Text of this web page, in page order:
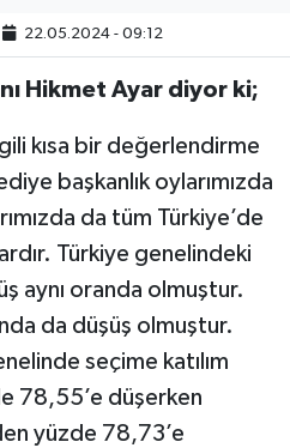
22.05.2024 - 09:12
Hikmet Ayar diyor ki;
kısa bir değerlendirme
başkanlık oylarımızda
da tüm Türkiye’de
Türkiye genelindeki
aynı oranda olmuştur.
da düşüş olmuştur.
seçime katılım
78,55’e düşerken
yüzde 78,73’e